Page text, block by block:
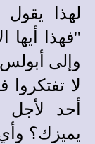
لهذا
"فهذا أيها
وإلى
لا تفتكروا
أحد لأجل
يميزك؟